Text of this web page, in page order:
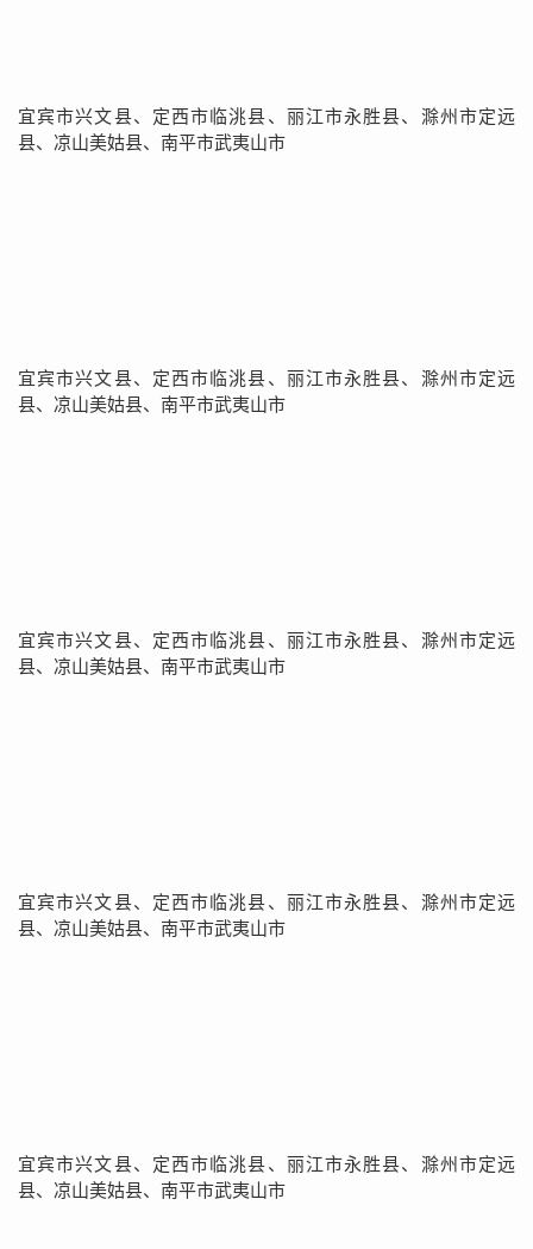
宜宾市兴文县、定西市临洮县、丽江市永胜县、滁州市定远
县、凉山美姑县、南平市武夷山市
宜宾市兴文县、定西市临洮县、丽江市永胜县、滁州市定远
县、凉山美姑县、南平市武夷山市
宜宾市兴文县、定西市临洮县、丽江市永胜县、滁州市定远
县、凉山美姑县、南平市武夷山市
宜宾市兴文县、定西市临洮县、丽江市永胜县、滁州市定远
县、凉山美姑县、南平市武夷山市
宜宾市兴文县、定西市临洮县、丽江市永胜县、滁州市定远
县、凉山美姑县、南平市武夷山市